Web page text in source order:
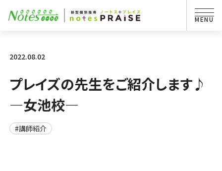
2022.08.02
プレイズの先生をご紹介します♪
―女池校―
#講師紹介